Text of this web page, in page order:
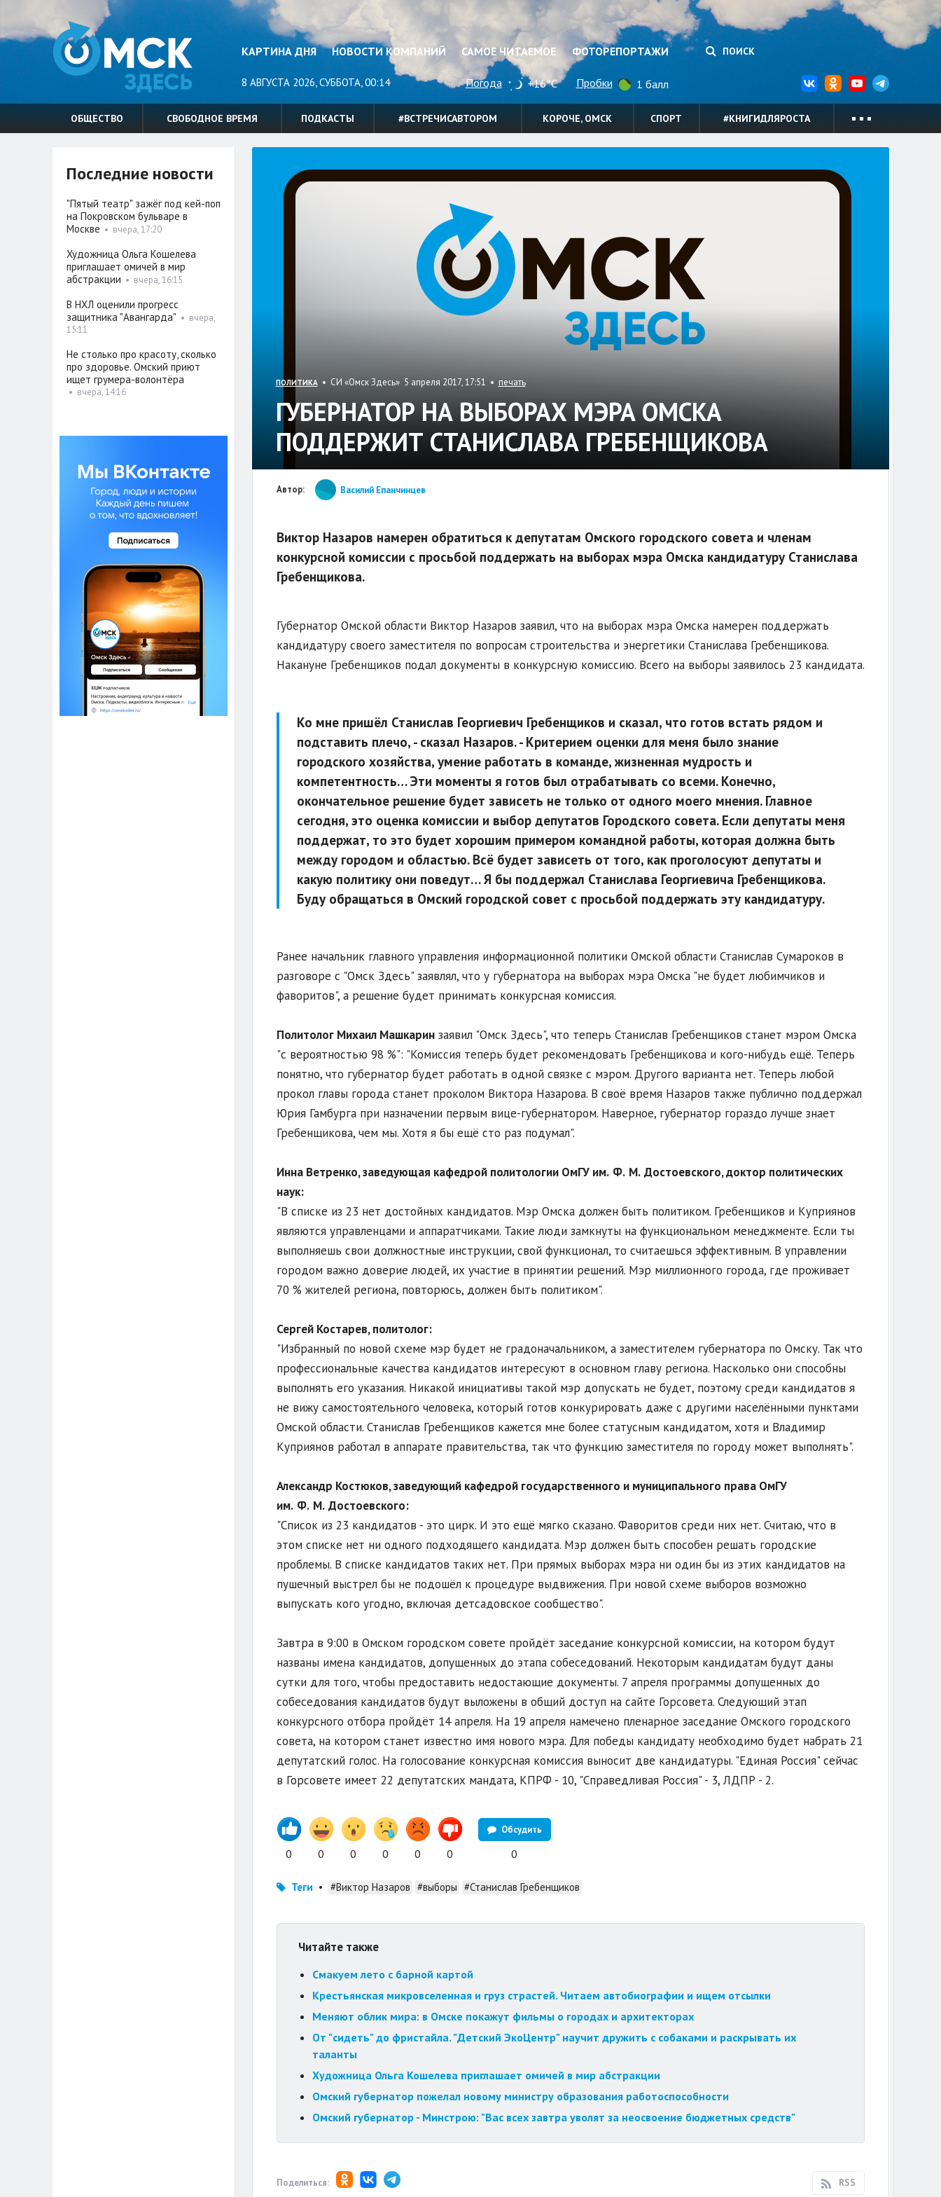
КАРТИНА ДНЯ НОВОСТИ КОМПАНИЙ САМОЕ ЧИТАЕМОЕ ФОТОРЕПОРТАЖИ ПОИСК
8 АВГУСТА 2026, СУББОТА, 00:14 Погода +16°C Пробки 1 балл
ОБЩЕСТВО СВОБОДНОЕ ВРЕМЯ ПОДКАСТЫ #ВСТРЕЧИСАВТОРОМ КОРОЧЕ, ОМСК СПОРТ #КНИГИДЛЯРОСТА
ПОЛИТИКА• СИ «Омск Здесь» 5 апреля 2017, 17:51 • печать
ГУБЕРНАТОР НА ВЫБОРАХ МЭРА ОМСКА
ПОДДЕРЖИТ СТАНИСЛАВА ГРЕБЕНЩИКОВА
Автор: Василий Епанчинцев
Виктор Назаров намерен обратиться к депутатам Омского городского совета и членам
конкурсной комиссии с просьбой поддержать на выборах мэра Омска кандидатуру Станислава
Гребенщикова.
Губернатор Омской области Виктор Назаров заявил, что на выборах мэра Омска намерен поддержать
кандидатуру своего заместителя по вопросам строительства и энергетики Станислава Гребенщикова.
Накануне Гребенщиков подал документы в конкурсную комиссию. Всего на выборы заявилось 23 кандидата.
Ко мне пришёл Станислав Георгиевич Гребенщиков и сказал, что готов встать рядом и
подставить плечо, - сказал Назаров. - Критерием оценки для меня было знание
городского хозяйства, умение работать в команде, жизненная мудрость и
компетентность… Эти моменты я готов был отрабатывать со всеми. Конечно,
окончательное решение будет зависеть не только от одного моего мнения. Главное
сегодня, это оценка комиссии и выбор депутатов Городского совета. Если депутаты меня
поддержат, то это будет хорошим примером командной работы, которая должна быть
между городом и областью. Всё будет зависеть от того, как проголосуют депутаты и
какую политику они поведут… Я бы поддержал Станислава Георгиевича Гребенщикова.
Буду обращаться в Омский городской совет с просьбой поддержать эту кандидатуру.
Ранее начальник главного управления информационной политики Омской области Станислав Сумароков в
разговоре с "Омск Здесь" заявлял, что у губернатора на выборах мэра Омска "не будет любимчиков и
фаворитов", а решение будет принимать конкурсная комиссия.
Политолог Михаил Машкаринзаявил "Омск Здесь", что теперь Станислав Гребенщиков станет мэром Омска
"с вероятностью 98 %": "Комиссия теперь будет рекомендовать Гребенщикова и кого-нибудь ещё. Теперь
понятно, что губернатор будет работать в одной связке с мэром. Другого варианта нет. Теперь любой
прокол главы города станет проколом Виктора Назарова. В своё время Назаров также публично поддержал
Юрия Гамбурга при назначении первым вице-губернатором. Наверное, губернатор гораздо лучше знает
Гребенщикова, чем мы. Хотя я бы ещё сто раз подумал".
Инна Ветренко, заведующая кафедрой политологии ОмГУ им. Ф. М. Достоевского, доктор политических
наук:
"В списке из 23 нет достойных кандидатов. Мэр Омска должен быть политиком. Гребенщиков и Куприянов
являются управленцами и аппаратчиками. Такие люди замкнуты на функциональном менеджменте. Если ты
выполняешь свои должностные инструкции, свой функционал, то считаешься эффективным. В управлении
городом важно доверие людей, их участие в принятии решений. Мэр миллионного города, где проживает
70 % жителей региона, повторюсь, должен быть политиком".
Сергей Костарев, политолог:
"Избранный по новой схеме мэр будет не градоначальником, а заместителем губернатора по Омску. Так что
профессиональные качества кандидатов интересуют в основном главу региона. Насколько они способны
выполнять его указания. Никакой инициативы такой мэр допускать не будет, поэтому среди кандидатов я
не вижу самостоятельного человека, который готов конкурировать даже с другими населёнными пунктами
Омской области. Станислав Гребенщиков кажется мне более статусным кандидатом, хотя и Владимир
Куприянов работал в аппарате правительства, так что функцию заместителя по городу может выполнять".
Александр Костюков, заведующий кафедрой государственного и муниципального права ОмГУ
им. Ф. М. Достоевского:
"Список из 23 кандидатов - это цирк. И это ещё мягко сказано. Фаворитов среди них нет. Считаю, что в
этом списке нет ни одного подходящего кандидата. Мэр должен быть способен решать городские
проблемы. В списке кандидатов таких нет. При прямых выборах мэра ни один бы из этих кандидатов на
пушечный выстрел бы не подошёл к процедуре выдвижения. При новой схеме выборов возможно
выпускать кого угодно, включая детсадовское сообщество".
Завтра в 9:00 в Омском городском совете пройдёт заседание конкурсной комиссии, на котором будут
названы имена кандидатов, допущенных до этапа собеседований. Некоторым кандидатам будут даны
сутки для того, чтобы предоставить недостающие документы. 7 апреля программы допущенных до
собеседования кандидатов будут выложены в общий доступ на сайте Горсовета. Следующий этап
конкурсного отбора пройдёт 14 апреля. На 19 апреля намечено пленарное заседание Омского городского
совета, на котором станет известно имя нового мэра. Для победы кандидату необходимо будет набрать 21
депутатский голос. На голосование конкурсная комиссия выносит две кандидатуры. "Единая Россия" сейчас
в Горсовете имеет 22 депутатских мандата, КПРФ - 10, "Справедливая Россия" - 3, ЛДПР - 2.
0 0 0 0 0 0
Обсудить
0
Теги • #Виктор Назаров #выборы #Станислав Гребенщиков
Читайте также
Смакуем лето с барной картой
Крестьянская микровселенная и груз страстей. Читаем автобиографии и ищем отсылки
Меняют облик мира: в Омске покажут фильмы о городах и архитекторах
От "сидеть" до фристайла. "Детский ЭкоЦентр" научит дружить с собаками и раскрывать их
таланты
Художница Ольга Кошелева приглашает омичей в мир абстракции
Омский губернатор пожелал новому министру образования работоспособности
Омский губернатор - Минстрою: "Вас всех завтра уволят за неосвоение бюджетных средств"
Поделиться: RSS
Последние новости
"Пятый театр" зажёг под кей-поп
на Покровском бульваре в
Москве • вчера, 17:20
Художница Ольга Кошелева
приглашает омичей в мир
абстракции • вчера, 16:15
В НХЛ оценили прогресс
защитника "Авангарда" • вчера,
15:11
Не столько про красоту, сколько
про здоровье. Омский приют
ищет грумера-волонтёра
• вчера, 14:16